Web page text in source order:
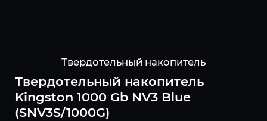
Твердотельный накопитель
Твердотельный накопитель
Kingston 1000 Gb NV3 Blue
(SNV3S/1000G)